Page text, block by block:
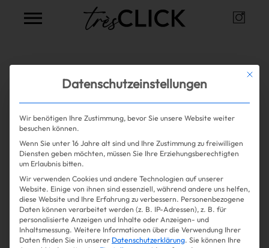
Shopping
Gossip
Experience
Alle Artikel zum ThemaLipgloss
Sorry, leider keine Einträge gefunden.
Mit
Datenschutzeinstellungen
Wir benötigen Ihre Zustimmung, bevor Sie unsere Website weiter
besuchen können.
Wenn Sie unter 16 Jahre alt sind und Ihre Zustimmung zu freiwilligen
Diensten geben möchten, müssen Sie Ihre Erziehungsberechtigten
um Erlaubnis bitten.
Wir verwenden Cookies und andere Technologien auf unserer
Website. Einige von ihnen sind essenziell, während andere uns helfen,
diese Website und Ihre Erfahrung zu verbessern. Personenbezogene
Daten können verarbeitet werden (z. B. IP-Adressen), z. B. für
personalisierte Anzeigen und Inhalte oder Anzeigen- und
Inhaltsmessung. Weitere Informationen über die Verwendung Ihrer
Daten finden Sie in unserer Datenschutzerklärung. Sie können Ihre